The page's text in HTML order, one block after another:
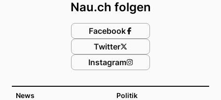
News Politik
Nau.ch folgen
Facebook
Twitter
Instagram